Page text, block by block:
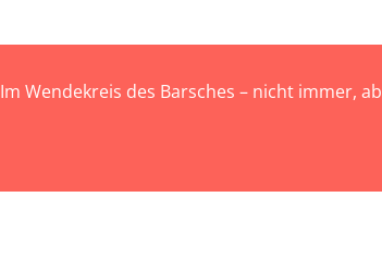
Im Wendekreis des Barsches – nicht immer,